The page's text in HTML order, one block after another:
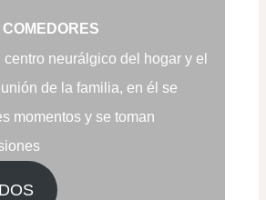
centro neurálgico del hogar y el
de la familia, en él se
momentos y se toman